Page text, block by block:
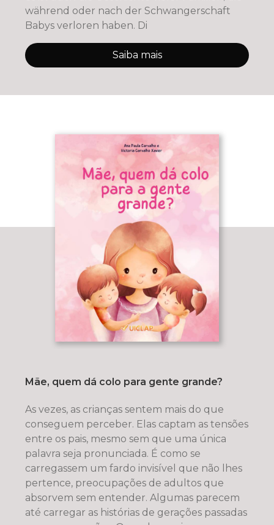
während oder nach der Schwangerschaft
Babys verloren haben. Di
Saiba mais
Mãe, quem dá colo para gente grande?
As vezes, as crianças sentem mais do que
conseguem perceber. Elas captam as tensões
entre os pais, mesmo sem que uma única
palavra seja pronunciada. É como se
carregassem um fardo invisível que não lhes
pertence, preocupações de adultos que
absorvem sem entender. Algumas parecem
até carregar as histórias de gerações passadas